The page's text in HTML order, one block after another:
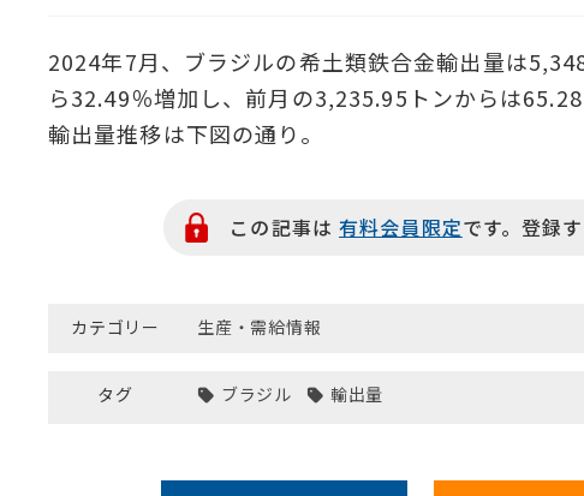
2024年7月、ブラジルの希土類鉄合金輸出量は
ら32.49％増加し、前月の3,235.95トンからは
輸出量推移は下図の通り。
この記事は有料会員限定です。登録
カテゴリー 生産・需給情報
タグ ブラジル 輸出量